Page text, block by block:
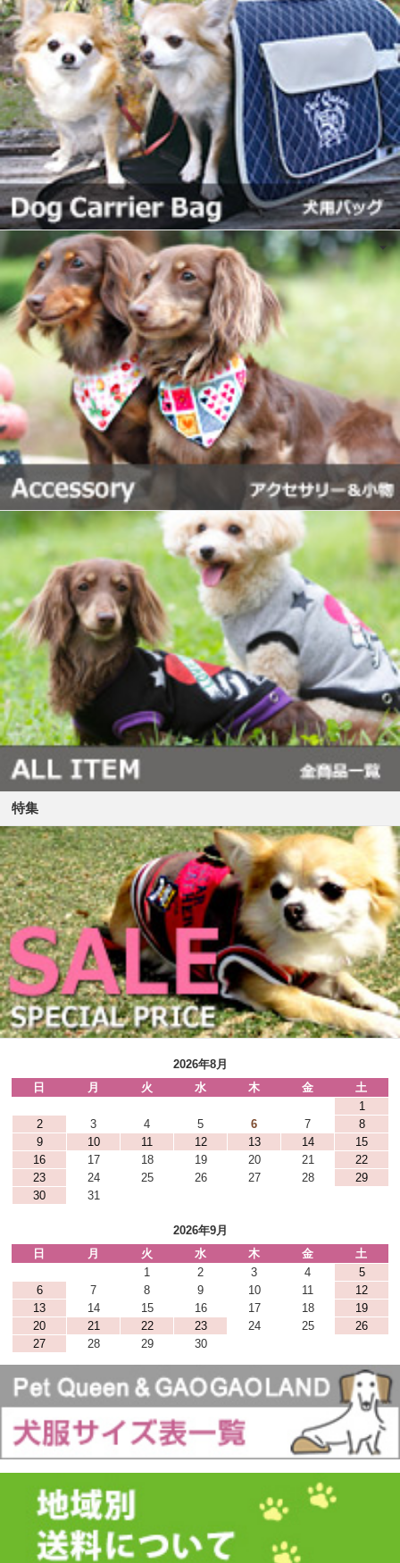
特集
2026年8月
日
月 火 水 木 金
土
1
2
3 4 5 6 7
8
9
10 11 12 13 14
15
16
17 18 19 20 21
22
23
24 25 26 27 28
29
30
31
2026年9月
日
月 火 水 木 金
土
1
2 3 4
5
6
7 8 9 10 11
12
13
14 15 16 17 18
19
20
21 22 23 24 25
26
27
28 29 30